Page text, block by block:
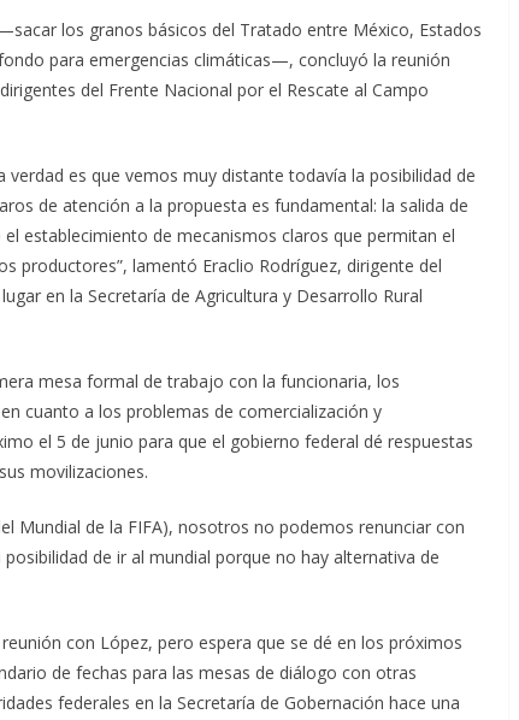
los granos básicos del Tratado entre México, Estados
para emergencias climáticas—, concluyó la reunión
del Frente Nacional por el Rescate al Campo
es que vemos muy distante todavía la posibilidad de
de atención a la propuesta es fundamental: la salida de
establecimiento de mecanismos claros que permitan el
productores”, lamentó Eraclio Rodríguez, dirigente del
en la Secretaría de Agricultura y Desarrollo Rural
mesa formal de trabajo con la funcionaria, los
cuanto a los problemas de comercialización y
el 5 de junio para que el gobierno federal dé respuestas
movilizaciones.
Mundial de la FIFA), nosotros no podemos renunciar con
de ir al mundial porque no hay alternativa de
con López, pero espera que se dé en los próximos
de fechas para las mesas de diálogo con otras
federales en la Secretaría de Gobernación hace una